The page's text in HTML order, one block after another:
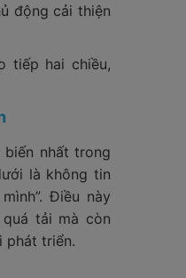
động cải thiện
tiếp hai chiều,
nhất trong
là không tin
Điều này
tải mà còn
phát triển.